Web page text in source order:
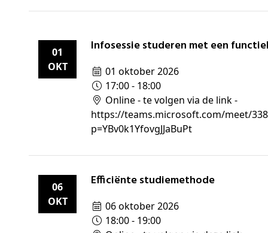
01
OKT
Infosessie studeren met een
01 oktober 2026
17:00 - 18:00
Online - te volgen via de link -
https://teams.microsoft.com/meet/
p=YBv0k1YfovgJJaBuPt
06
OKT
Efficiënte studiemethode
06 oktober 2026
18:00 - 19:00